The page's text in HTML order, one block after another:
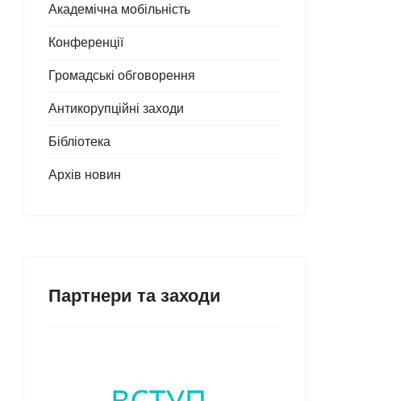
Академічна мобільність
Конференції
Громадські обговорення
Антикорупційні заходи
Бібліотека
Архів новин
Партнери та заходи